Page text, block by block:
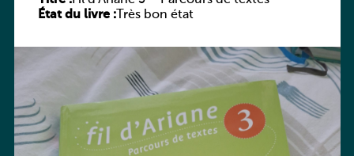
État du livre :Très bon état